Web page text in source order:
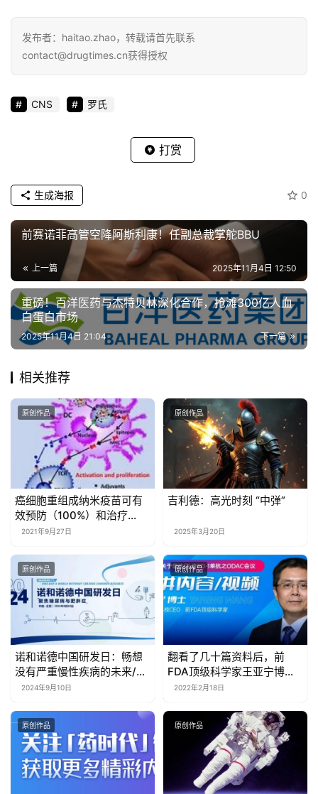
发布者：haitao.zhao，转载请首先联系
contact@drugtimes.cn获得授权
CNS 罗氏
打赏
0
生成海报
前赛诺菲高管空降阿斯利康！任副总裁掌舵BBU
上一篇 2025年11月4日 12:50
重磅！百洋医药与杰特贝林深化合作，抢滩300亿人血
白蛋白市场
下一篇
2025年11月4日 21:04
相关推荐
原创作品
癌细胞重组成纳米疫苗可有
效预防（100%）和治疗
（25%）多种癌症
2021年9月27日
原创作品
吉利德：高光时刻 “中弹”
2025年3月20日
原创作品
诺和诺德中国研发日：畅想
没有严重慢性疾病的未来/星
起点2024优胜者揭晓
2024年9月10日
原创作品
翻看了几十篇资料后，前
FDA顶级科学家王亚宁博士
把这件事捋顺了（附演讲视
2022年2月18日
原创作品 原创作品